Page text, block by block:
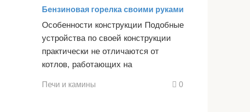
Бензиновая горелка своими руками
Особенности конструкции Подобные
устройства по своей конструкции
практически не отличаются от
котлов, работающих на
Печи и камины 0